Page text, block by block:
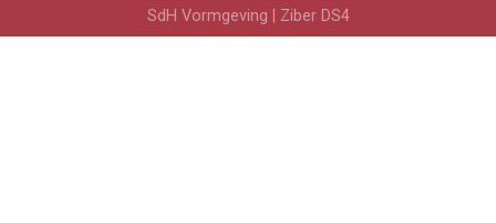
SdH Vormgeving | Ziber DS4